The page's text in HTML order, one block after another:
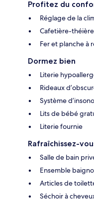
Profitez du
Réglage de la
Cafetière-théière
Fer et planche à
Dormez bien
Literie
Rideaux
Système
Lits de bébé
Literie fournie
Rafraîchissez-
Salle de bain
Ensemble
Articles de
Séchoir à